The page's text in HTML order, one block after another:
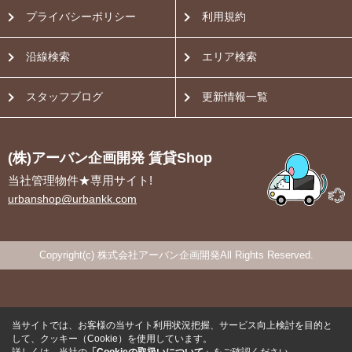
プライバシーポリシー 利用規約
沿線検索 エリア検索
スタッフブログ 更新情報一覧
(株)アーバン企画開発 賃貸Shop
当社管理物件★専用サイト!
urbanshop@urbankk.com
Copyright(c) 株式会社アーバン企画開発All Rights Reserved.
当サイトでは、お客様の当サイト利用状況把握、サービス向上検討を目的と
して、クッキー（Cookie）を使用しています。